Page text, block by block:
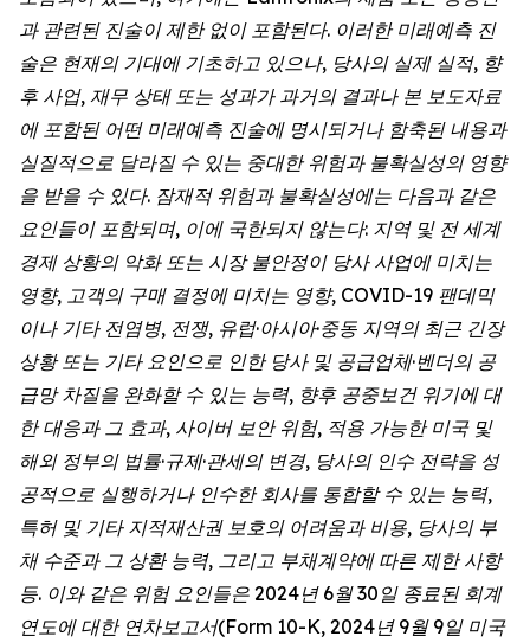
과 관련된 진술이 제한 없이 포함된다. 이러한 미래예측 진
술은 현재의 기대에 기초하고 있으나, 당사의 실제 실적, 향
후 사업, 재무 상태 또는 성과가 과거의 결과나 본 보도자료
에 포함된 어떤 미래예측 진술에 명시되거나 함축된 내용과
실질적으로 달라질 수 있는 중대한 위험과 불확실성의 영향
을 받을 수 있다. 잠재적 위험과 불확실성에는 다음과 같은
요인들이 포함되며, 이에 국한되지 않는다: 지역 및 전 세계
경제 상황의 악화 또는 시장 불안정이 당사 사업에 미치는
영향, 고객의 구매 결정에 미치는 영향, COVID-19 팬데믹
이나 기타 전염병, 전쟁, 유럽·아시아·중동 지역의 최근 긴장
상황 또는 기타 요인으로 인한 당사 및 공급업체·벤더의 공
급망 차질을 완화할 수 있는 능력, 향후 공중보건 위기에 대
한 대응과 그 효과, 사이버 보안 위험, 적용 가능한 미국 및
해외 정부의 법률·규제·관세의 변경, 당사의 인수 전략을 성
공적으로 실행하거나 인수한 회사를 통합할 수 있는 능력,
특허 및 기타 지적재산권 보호의 어려움과 비용, 당사의 부
채 수준과 그 상환 능력, 그리고 부채계약에 따른 제한 사항
등. 이와 같은 위험 요인들은 2024년 6월 30일 종료된 회계
연도에 대한 연차보고서(Form 10-K, 2024년 9월 9일 미국